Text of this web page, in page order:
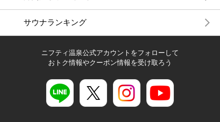
サウナランキング
ニフティ温泉公式アカウントをフォローして
おトク情報やクーポン情報を受け取ろう